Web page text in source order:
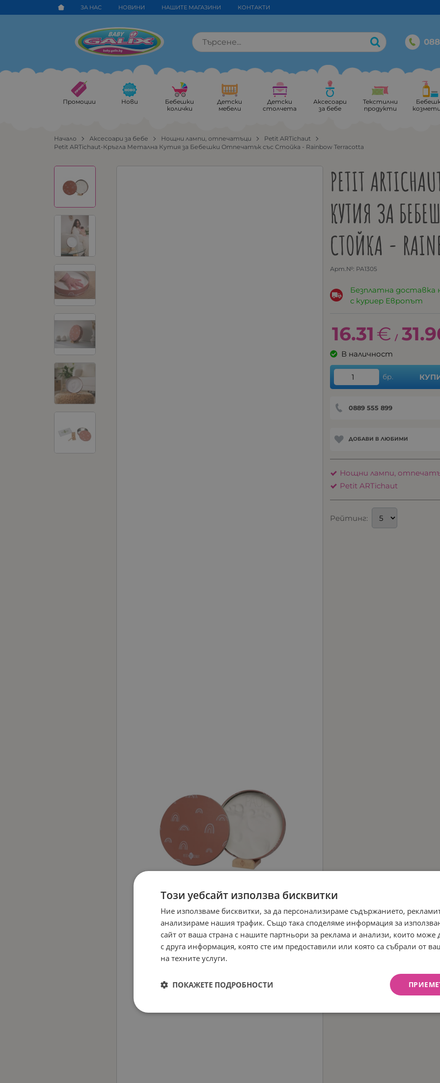
ЗА НАС НОВИНИ НАШИТЕ МАГАЗИНИ КОНТАКТИ
Промоции Нови
Бебешки
колички
Детски
мебели
Детски
столчета
Аксесоари
за бебе
Текстилни
продукти
Начало Аксесоари за бебе Нощни лампи, отпечатъци
Petit ARTichaut
Petit ARTichaut-Кръгла Метална Кутия за Бебешки Отпечатък със Стойка - Rainbow Terracotta
PETIT
КУТИЯ ЗА
СТОЙКА -
Арт.№: PA1305
Безплатна доставка
с куриер Европът
16.31 € /
В наличност
бр.
0889 555 899
ДОБАВИ В ЛЮБИМИ
Нощни лампи,
Petit ARTichaut
Рейтинг:
Този уебсайт използва бисквитки
Ние използваме бисквитки, за да персонализираме съдържанието,
анализираме нашия трафик. Също така споделяме информация за
сайт от ваша страна с нашите партньори за реклама и анализи, които може
с друга информация, която сте им предоставили или която са събрали от
на техните услуги.
ПОКАЖЕТЕ ПОДРОБНОСТИ